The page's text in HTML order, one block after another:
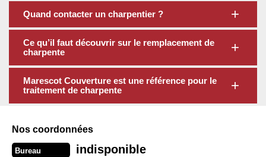
Quand contacter un charpentier ?
Ce qu’il faut découvrir sur le remplacement de
charpente
Marescot Couverture est une référence pour le
traitement de charpente
Nos coordonnées
Bureau indisponible